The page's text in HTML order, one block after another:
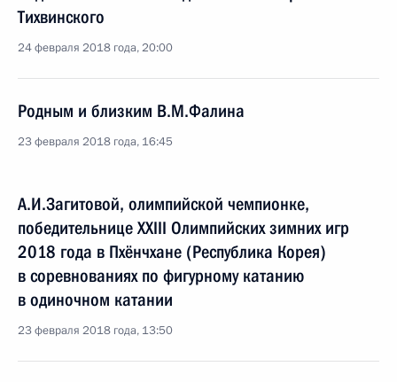
Тихвинского
24 февраля 2018 года, 20:00
Родным и близким В.М.Фалина
23 февраля 2018 года, 16:45
А.И.Загитовой, олимпийской чемпионке,
победительнице XXIII Олимпийских зимних игр
2018 года в Пхёнчхане (Республика Корея)
в соревнованиях по фигурному катанию
в одиночном катании
23 февраля 2018 года, 13:50